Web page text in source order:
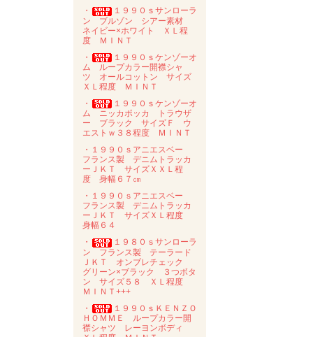
・
１９９０ｓサンローラ
ン ブルゾン シアー素材
ネイビー×ホワイト ＸＬ程
度 ＭＩＮＴ
・
１９９０ｓケンゾーオ
ム ループカラー開襟シャ
ツ オールコットン サイズ
ＸＬ程度 ＭＩＮＴ
・
１９９０ｓケンゾーオ
ム ニッカポッカ トラウザ
ー ブラック サイズＦ ウ
エストｗ３８程度 ＭＩＮＴ
・１９９０ｓアニエスベー
フランス製 デニムトラッカ
ーＪＫＴ サイズＸＸＬ程
度 身幅６７㎝
・１９９０ｓアニエスベー
フランス製 デニムトラッカ
ーＪＫＴ サイズＸＬ程度
身幅６４
・
１９８０ｓサンローラ
ン フランス製 テーラード
ＪＫＴ オンブレチェック
グリーン×ブラック ３つボタ
ン サイズ５８ ＸＬ程度
ＭＩＮＴ+++
・
１９９０ｓＫＥＮＺＯ
ＨＯＭＭＥ ループカラー開
襟シャツ レーヨンボディ